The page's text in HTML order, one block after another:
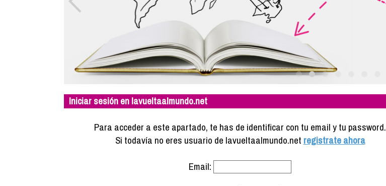
Iniciar sesión en lavueltaalmundo.net
Para acceder a este apartado, te has de identificar con tu email y tu password.
Si todavía no eres usuario de lavueltaalmundo.net registrate ahora
Email: